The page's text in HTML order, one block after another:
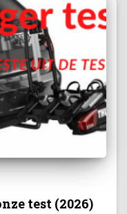
test (2026)